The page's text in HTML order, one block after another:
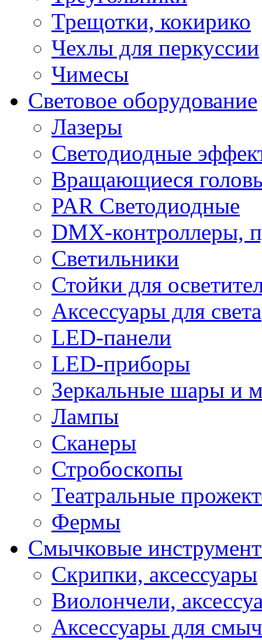
Трещотки, кокирико
Чехлы для перкуссии
Чимесы
Световое оборудование
Лазеры
Светодиодные
Вращающиеся
PAR Светодиодные
DMX-контроллеры,
Светильники
Стойки для
Аксессуары для света
LED-панели
LED-приборы
Зеркальные шары и
Лампы
Сканеры
Стробоскопы
Театральные
Фермы
Смычковые
Скрипки, аксессуары
Виолончели,
Аксессуары для